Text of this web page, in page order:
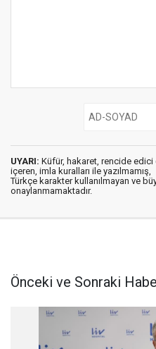
UYARI: Küfür, hakaret, rencide edici
içeren, imla kuralları ile yazılmamış,
Türkçe karakter kullanılmayan ve
onaylanmamaktadır.
Önceki ve Sonraki